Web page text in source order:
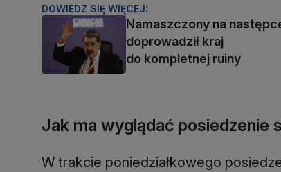
DOWIEDZ SIĘ WIĘCEJ:
Namaszczony na
doprowadził kraj
do kompletnej ruiny
Jak ma wyglądać posiedzenie
W trakcie poniedziałkowego